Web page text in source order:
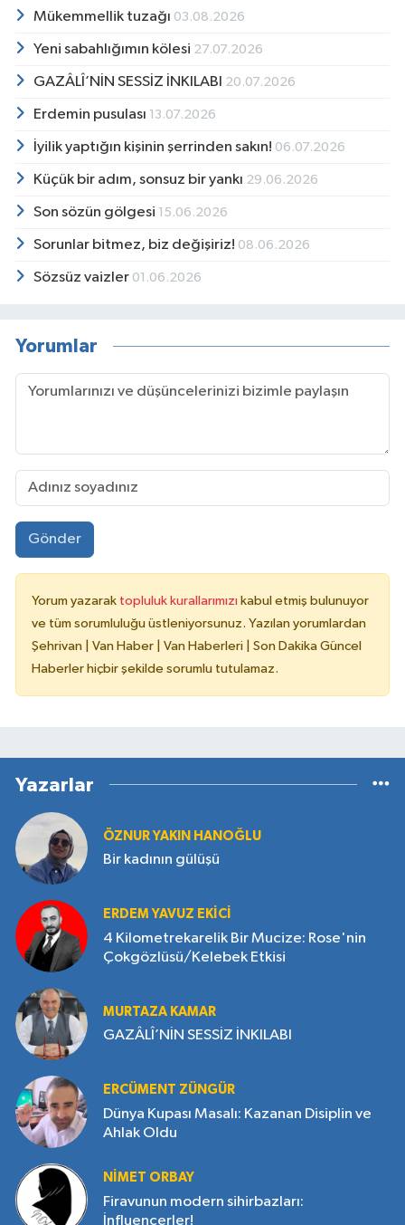
Mükemmellik tuzağı 03.08.2026
Yeni sabahlığımın kölesi 27.07.2026
GAZÂLÎ’NİN SESSİZ İNKILABI 20.07.2026
Erdemin pusulası 13.07.2026
İyilik yaptığın kişinin şerrinden sakın! 06.07.2026
Küçük bir adım, sonsuz bir yankı 29.06.2026
Son sözün gölgesi 15.06.2026
Sorunlar bitmez, biz değişiriz! 08.06.2026
Sözsüz vaizler 01.06.2026
Yorumlar
Gönder
Yorum yazarak topluluk kurallarımızı kabul etmiş bulunuyor
ve tüm sorumluluğu üstleniyorsunuz. Yazılan yorumlardan
Şehrivan | Van Haber | Van Haberleri | Son Dakika Güncel
Haberler hiçbir şekilde sorumlu tutulamaz.
Yazarlar
ÖZNUR YAKIN HANOĞLU
Bir kadının gülüşü
ERDEM YAVUZ EKICI
4 Kilometrekarelik Bir Mucize: Rose'nin
Çokgözlüsü/Kelebek Etkisi
MURTAZA KAMAR
GAZÂLÎ’NİN SESSİZ İNKILABI
ERCÜMENT ZÜNGÜR
Dünya Kupası Masalı: Kazanan Disiplin ve
Ahlak Oldu
NIMET ORBAY
Firavunun modern sihirbazları:
İnfluencerler!